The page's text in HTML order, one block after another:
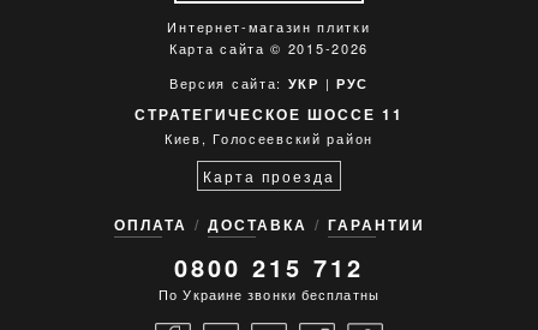
Интернет-магазин плитки
Карта сайта © 2015-2026
Версия сайта: УКР | РУС
СТРАТЕГИЧЕСКОЕ ШОССЕ 11
Киев, Голосеевский район
Карта проезда
ОПЛАТА ДОСТАВКА ГАРАНТИИ
0800 215 712
По Украине звонки бесплатны